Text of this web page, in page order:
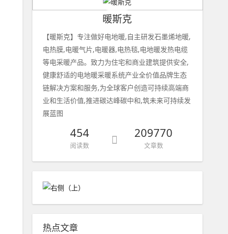
暖斯克
【暖斯克】专注做好电地暖,自主研发石墨烯地暖,
电热膜,电暖气片,电暖器,电热毯,电地暖发热电缆
等电采暖产品。致力为住宅和商业建筑提供安全,
健康舒适的电地暖采暖系统产业全价值品牌生态
链解决方案和服务,为全球客户创造可持续高端商
业和生活价值,推进碳达峰碳中和,筑未来可持续发
展蓝图
454
阅读数
209770
文章数
热点文章